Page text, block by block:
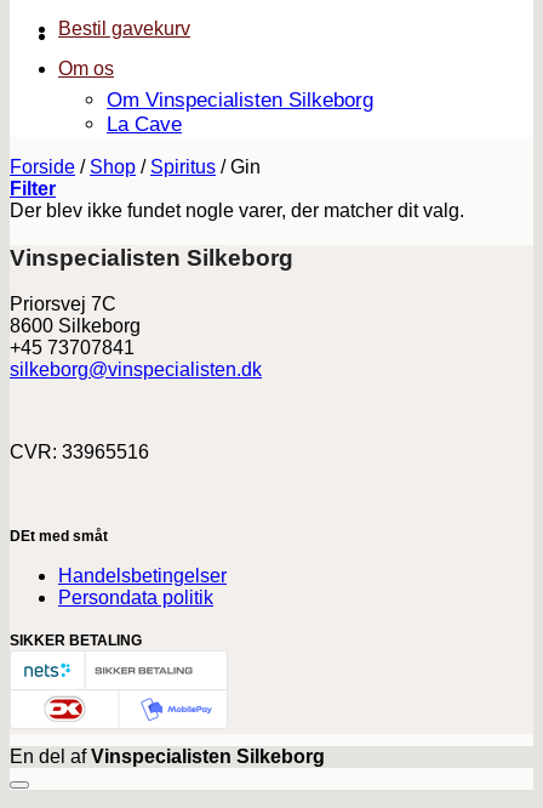
Bestil gavekurv
Om os
Om Vinspecialisten Silkeborg
La Cave
Forside / Shop / Spiritus /Gin
Filter
Der blev ikke fundet nogle varer, der matcher dit valg.
Vinspecialisten Silkeborg
Priorsvej 7C
8600 Silkeborg
+45 73707841
silkeborg@vinspecialisten.dk
CVR: 33965516
DEt med småt
Handelsbetingelser
Persondata politik
SIKKER BETALING
En del afVinspecialisten Silkeborg